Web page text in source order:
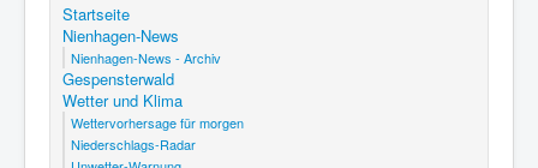
Startseite
Nienhagen-News
Nienhagen-News - Archiv
Gespensterwald
Wetter und Klima
Wettervorhersage für morgen
Niederschlags-Radar